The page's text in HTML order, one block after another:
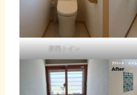
新築トイレ